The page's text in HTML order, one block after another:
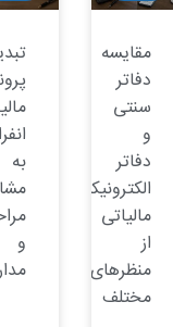
مقایسه
دفاتر
سنتی
و
دفاتر
الکترونیکی
مالیاتی
از
منظرهای
مختلف
به
و